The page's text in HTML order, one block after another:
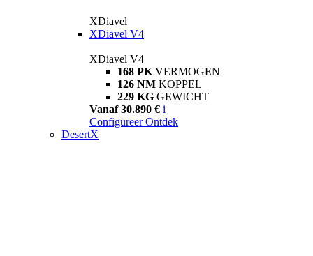
XDiavel
XDiavel V4
XDiavel V4
168 PK VERMOGEN
126 NM KOPPEL
229 KG GEWICHT
Vanaf 30.890 € i
Configureer Ontdek
DesertX